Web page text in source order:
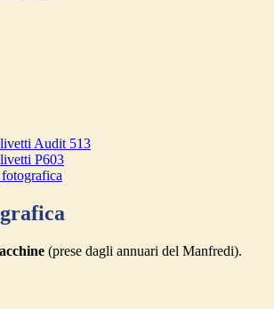
Audit 513
P603
(prese dagli annuari del Manfredi).